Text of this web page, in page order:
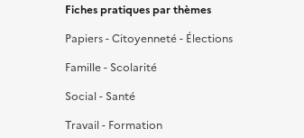
Fiches pratiques par thèmes
Papiers - Citoyenneté - Élections
Famille - Scolarité
Social - Santé
Travail - Formation